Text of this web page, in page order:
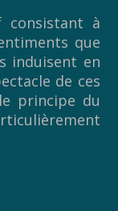
consistant à
que
induisent en
de ces
principe du